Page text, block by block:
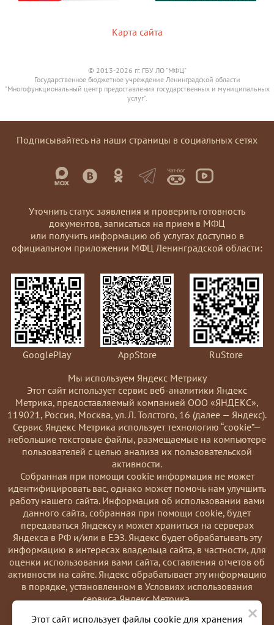
×
Этот сайт использует файлы cookie для хранения
Карта сайта
© 2013-2026 гг. ГБУ ЛО "МФЦ"
Государственное бюджетное учреждение Ленинградской области
"Многофункциональный центр предоставления государственных и муниципальных
услуг".
Подписывайтесь на наши страницы в социальных сетях
Уточнить статус заявления и проверить готовность
документов, записаться на прием в МФЦ
или получить информацию об услугах доступно в
официальном приложении МФЦ Ленинградской области:
GooglePlay AppStore
RuStore
Мы используем Яндекс Метрику
Этот сайт использует сервис веб-аналитики Яндекс
Метрика, предоставляемый компанией ООО «ЯНДЕКС»,
119021, Россия, Москва, ул. Л. Толстого, 16 (далее — Яндекс).
Сервис Яндекс Метрика использует технологию “cookie”—
небольшие текстовые файлы, размещаемые на компьютере
пользователей с целью анализа их пользовательской
активности.
Coбранная при помощи cookie информация не может
идентифицировать вас, однако может помочь нам улучшить
работу нашего сайта. Информация об использовании вами
данного сайта, собранная при помощи cookie, будет
передаваться Яндексу и может храниться на серверах
Яндекса в РФ и/или в ЕЭЗ. Яндекс будет обрабатывать эту
информацию в интересах владельца сайта, в частности, для
оценки использования вами сайта, составления отчетов об
активности на сайте. Яндекс обрабатывает эту информацию
в порядке, установленном в Условиях использования
сервиса Яндекс Метрика.
Вы можете отказаться от использования cookies, выбрав